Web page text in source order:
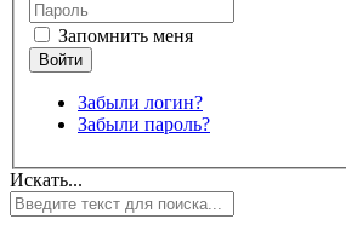
Запомнить меня
Забыли логин?
Забыли пароль?
Искать...